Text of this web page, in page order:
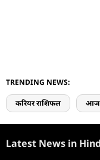
TRENDING NEWS:
करियर राशिफल आज
Latest News in